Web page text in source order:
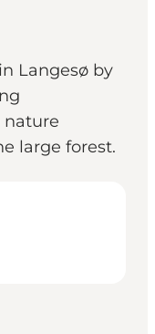
Langesø by
nature
large forest.